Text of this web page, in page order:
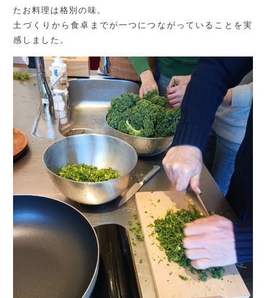
たお料理は格別の味。
土づくりから食卓までが一つにつながっていることを実
感しました。